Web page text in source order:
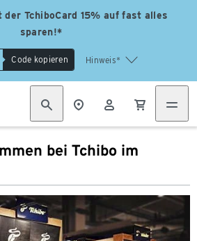
TchiboCard 15% auf fast alles
sparen!*
Code kopieren Hinweis*
bei Tchibo im